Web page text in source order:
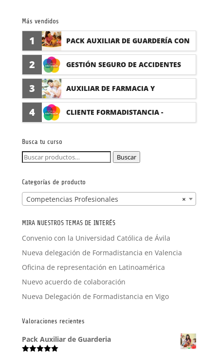
Más vendidos
1 PACK AUXILIAR DE GUARDERÍA CON
PRÁCTICAS
2 GESTIÓN SEGURO DE ACCIDENTES
(PRÁCTICAS FORMATIVAS)
3 AUXILIAR DE FARMACIA Y
PARAFARMACIA CON PRÁCTICAS
4 CLIENTE FORMADISTANCIA -
Busca tu curso
Buscar
Buscar
Categorías de producto
×
Competencias Profesionales
MIRA NUESTROS TEMAS DE INTERÉS
Convenio con la Universidad Católica de Ávila
Nueva delegación de Formadistancia en Valencia
Oficina de representación en Latinoamérica
Nuevo acuerdo de colaboración
Nueva Delegación de Formadistancia en Vigo
Valoraciones recientes
Pack Auxiliar de Guarderia